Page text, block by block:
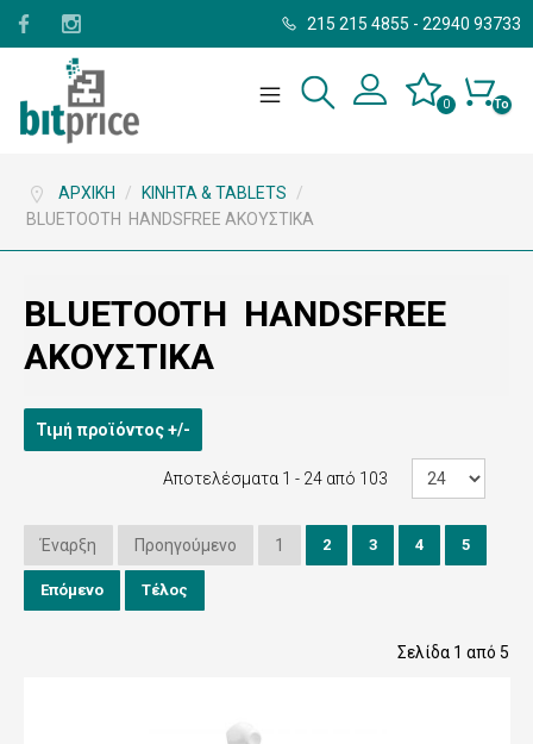
215 215 4855 - 22940 93733
Το
0
ΑΡΧΙΚΉ / ΚΙΝΗΤΆ & TABLETS
/
BLUETOOTH HANDSFREE ΑΚΟΥΣΤΙΚΆ
BLUETOOTH HANDSFREE
ΑΚΟΥΣΤΙΚΆ
Τιμή προϊόντος +/-
Αποτελέσματα 1 - 24 από 103
Έναρξη Προηγούμενο 1 2 3 4 5
Επόμενο Τέλος
Σελίδα 1 από 5